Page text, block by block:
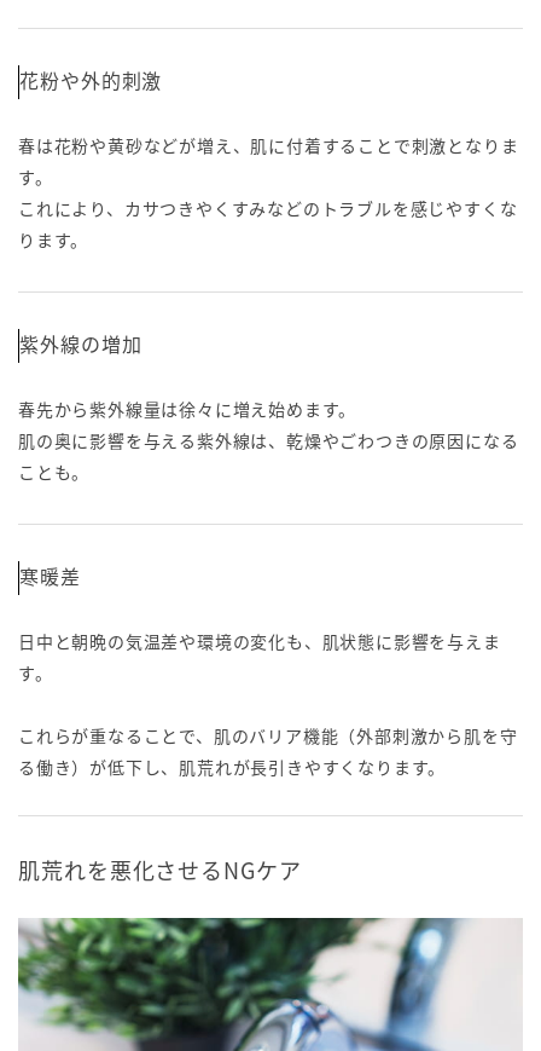
花粉や外的刺激
春は花粉や黄砂などが増え、肌に付着することで刺激となりま
す。
これにより、カサつきやくすみなどのトラブルを感じやすくな
ります。
紫外線の増加
春先から紫外線量は徐々に増え始めます。
肌の奥に影響を与える紫外線は、乾燥やごわつきの原因になる
ことも。
寒暖差
日中と朝晩の気温差や環境の変化も、肌状態に影響を与えま
す。
これらが重なることで、肌のバリア機能（外部刺激から肌を守
る働き）が低下し、肌荒れが長引きやすくなります。
肌荒れを悪化させるNGケア